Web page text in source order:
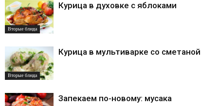
Вторые блюда
Курица в духовке с яблоками
Вторые блюда
Курица в мультиварке со сметаной
Запекаем по-новому: мусака